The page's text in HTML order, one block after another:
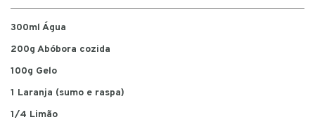
300ml Água
200g Abóbora cozida
100g Gelo
1 Laranja (sumo e raspa)
1/4 Limão